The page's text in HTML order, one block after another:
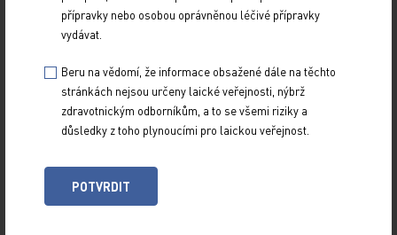
iptakopanem zlepšila u pacientů
výsledky. Efekt terapie
iptakopanem byl pozorován již
sedmý den léčby a v dalším období přetrvával (
Efekt 24týdenní terapie ve studii
přípravky nebo osobou oprávněnou léčivé přípravky
vydávat.
Beru na vědomí, že informace obsažené dále na těchto
stránkách nejsou určeny laické veřejnosti, nýbrž
zdravotnickým odborníkům, a to se všemi riziky a
důsledky z toho plynoucími pro laickou veřejnost.
POTVRDIT